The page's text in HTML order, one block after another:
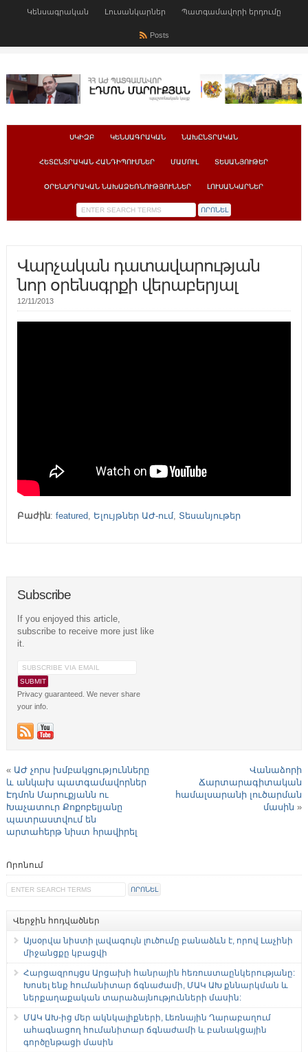
Կենսագրական Լուսանկարներ Պատգամավորի երդումը
Posts
ՍԿԻԶԲ ԿԵՆՍԱԳՐԱԿԱՆ ՆԱԽԸՆՏՐԱԿԱՆ
ՀԵՏԸՆՏՐԱԿԱՆ ՀԱՆԴԻՊՈՒՄՆԵՐ ՄԱՄՈՒԼ ՏԵՍԱՆՅՈՒԹԵՐ
ՕՐԵՆՍԴՐԱԿԱՆ ՆԱԽԱՁԵՌՆՈՒԹՅՈՒՆՆԵՐ ԼՈՒՍԱՆԿԱՐՆԵՐ
Վարչական դատավարության
նոր օրենսգրքի վերաբերյալ
12/11/2013
Բաժին: featured, Ելույթներ ԱԺ-ում, Տեսանյութեր
Subscribe
If you enjoyed this article,
subscribe to receive more just like
it.
Privacy guaranteed. We never share
your info.
« ԱԺ չորս խմբակցությունները
և անկախ պատգամավորներ
Էդմոն Մարուքյանն ու
Խաչատուր Քոքոբելյանը
պատրաստվում են
արտահերթ նիստ հրավիրել
Վանաձորի
Ճարտարագիտական
համալսարանի լուծարման
մասին »
Որոնում
Վերջին հոդվածներ
Այսօրվա նիստի լավագույն լուծումը բանաձևն է, որով Լաչինի
միջանցքը կբացվի
Հարցազրույցս Արցախի հանրային հեռուստաընկերությանը:
Խոսել ենք հումանիտար ճգնաժամի, ՄԱԿ ԱԽ քննարկման և
ներքաղաքական տարաձայնությունների մասին:
ՄԱԿ ԱԽ-ից մեր ակնկալիքների, Լեռնային Ղարաբաղում
ահագնացող հումանիտար ճգնաժամի և բանակցային
գործընթացի մասին